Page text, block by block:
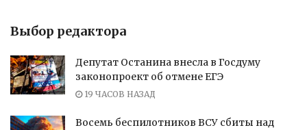
Выбор редактора
Депутат Останина внесла в Госдуму
законопроект об отмене ЕГЭ
19 ЧАСОВ НАЗАД
Восемь беспилотников ВСУ сбиты над